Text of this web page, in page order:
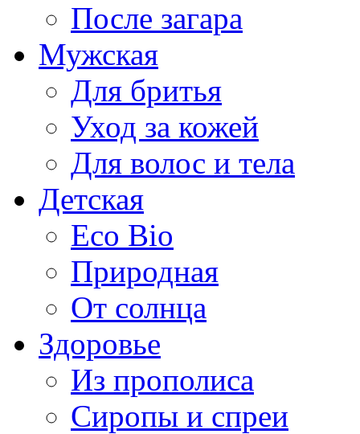
После загара
Мужская
Для бритья
Уход за кожей
Для волос и тела
Детская
Eco Bio
Природная
От солнца
Здоровье
Из прополиса
Сиропы и спреи